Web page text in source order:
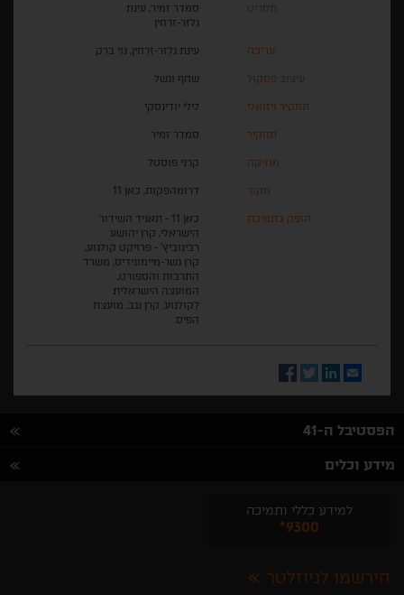
תסריט
סמדר זמיר, עינת
גלזר-זרחין
עריכה עינת גלזר-זרחין, נוי ברק
עיצוב פסקול שחף וגשל
תחקיר ויזואלי לילי יודינסקי
תחקיר סמדר זמיר
מוזיקה קרני פוסטל
מקור דרומהפקות, כאן 11
הופק בתמיכת
כאן 11 - תאגיד השידור
הישראלי, קרן יהושע
רבינוביץ׳ - פרויקט קולנוע,
קרן גשר-מיימונידיס, משרד
התרבות והספורט,
המועצה הישראלית
לקולנוע, קרן נגב, מועצת
הפיס.
Email
LinkedIn
Twitter
Facebook
הפסטיבל ה-41
מידע וכלים
למידע כללי ותמיכה
*9300
הירשמו לניוזלטר